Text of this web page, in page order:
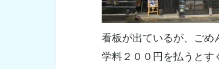
看板が出ているが、ごめ
学料２００円を払うとす